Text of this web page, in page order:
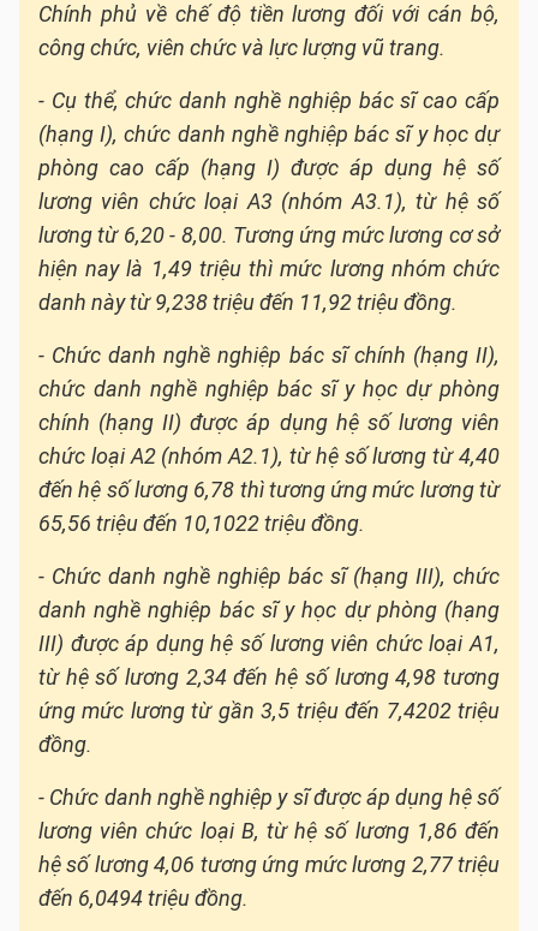
Chính phủ về chế độ tiền lương đối với cán bộ,
công chức, viên chức và lực lượng vũ trang.
- Cụ thể, chức danh nghề nghiệp bác sĩ cao cấp
(hạng I), chức danh nghề nghiệp bác sĩ y học dự
phòng cao cấp (hạng I) được áp dụng hệ số
lương viên chức loại A3 (nhóm A3.1), từ hệ số
lương từ 6,20 - 8,00. Tương ứng mức lương cơ sở
hiện nay là 1,49 triệu thì mức lương nhóm chức
danh này từ 9,238 triệu đến 11,92 triệu đồng.
- Chức danh nghề nghiệp bác sĩ chính (hạng II),
chức danh nghề nghiệp bác sĩ y học dự phòng
chính (hạng II) được áp dụng hệ số lương viên
chức loại A2 (nhóm A2.1), từ hệ số lương từ 4,40
đến hệ số lương 6,78 thì tương ứng mức lương từ
65,56 triệu đến 10,1022 triệu đồng.
- Chức danh nghề nghiệp bác sĩ (hạng III), chức
danh nghề nghiệp bác sĩ y học dự phòng (hạng
III) được áp dụng hệ số lương viên chức loại A1,
từ hệ số lương 2,34 đến hệ số lương 4,98 tương
ứng mức lương từ gần 3,5 triệu đến 7,4202 triệu
đồng.
- Chức danh nghề nghiệp y sĩ được áp dụng hệ số
lương viên chức loại B, từ hệ số lương 1,86 đến
hệ số lương 4,06 tương ứng mức lương 2,77 triệu
đến 6,0494 triệu đồng.